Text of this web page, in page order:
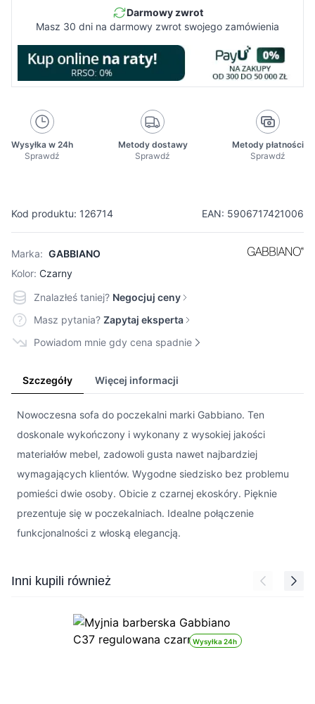
Kod produktu: 126714 EAN: 5906717421006
Marka: GABBIANO
Kolor: Czarny
Darmowy zwrot
Masz 30 dni na darmowy zwrot swojego zamówienia
Wysyłka w 24h
Sprawdź
Metody dostawy
Sprawdź
Metody płatności
Sprawdź
Znalazłeś taniej? Negocjuj ceny
Masz pytania? Zapytaj eksperta
Powiadom mnie gdy cena spadnie
Szczegóły Więcej informacji
Nowoczesna sofa do poczekalni marki Gabbiano. Ten
doskonale wykończony i wykonany z wysokiej jakości
materiałów mebel, zadowoli gusta nawet najbardziej
wymagających klientów. Wygodne siedzisko bez problemu
pomieści dwie osoby. Obicie z czarnej ekoskóry. Pięknie
prezentuje się w poczekalniach. Idealne połączenie
funkcjonalności z włoską elegancją.
Press to skip carousel
Inni kupili również
Wysyłka 24h